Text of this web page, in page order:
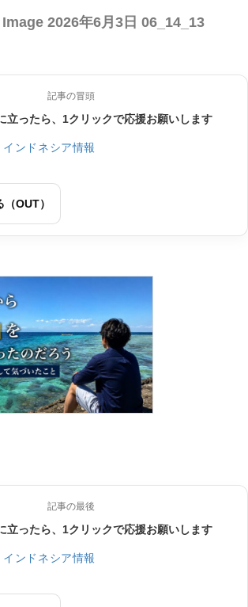
2026年6月3日 06_14_13
記事の冒頭
立ったら、1クリックで応援お願いします
OUT）
記事の最後
立ったら、1クリックで応援お願いします